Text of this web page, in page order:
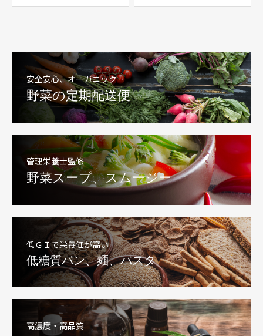
安全安心、オーガニック
野菜の定期配送便
管理栄養士監修
野菜スープ、スムージー
低ＧＩで栄養価が高い
低糖質パン、麺、パスタ
高濃度・高品質